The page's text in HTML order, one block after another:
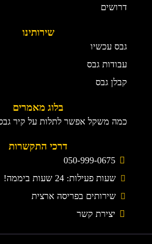
דרושים
שירותינו
גבס עכשיו
עבודות גבס
קבלן גבס
בלוג מאמרים
כמה משקל אפשר לתלות על קיר גבס
דרכי התקשרות
050-999-0675
שעות פעילות: 24 שעות ביממה!
שירותים בפריסה ארצית
יצירת קשר